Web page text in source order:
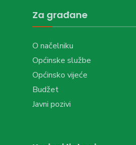
Za građane
O načelniku
Općinske službe
Općinsko vijeće
Budžet
Javni pozivi